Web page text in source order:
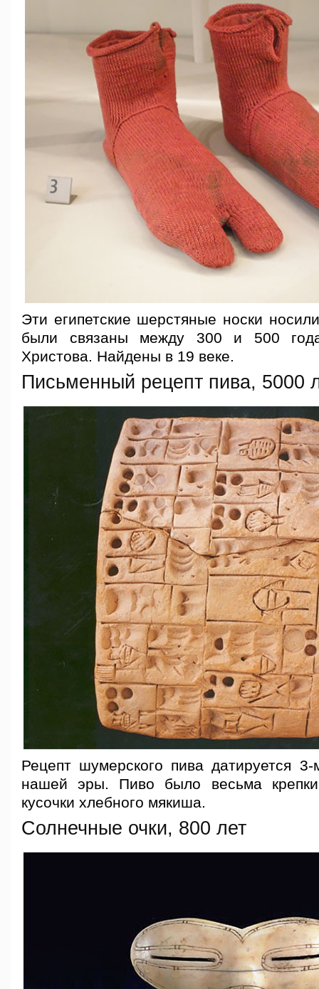
Эти египетские шерстяные носки
были связаны между 300 и 500
Христова. Найдены в 19 веке.
Письменный рецепт пива, 5000
Рецепт шумерского пива датируется
нашей эры. Пиво было весьма
кусочки хлебного мякиша.
Солнечные очки, 800 лет